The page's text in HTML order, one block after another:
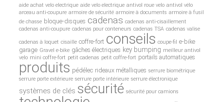
aide achat velo electrique aide velo electrique antivol roue velo antivol vélo
arceau anti-coupure armoire de sécurité armoire à documents armoire à fusil
de chasse bloque-disques cadenas cadenas anti-cisaillement
cadenas anti-coupure cadenas pour conteneurs cadenas TSA cadenas valise
cadenas à loquet cisaille coffre-fort conseils coupe-fil e-bike
garage Gravel e-bike gâches électriques key bumping meilleur antivol
velo mini coffre-fort petit cadenas petit coffre-fort portails automatiques
produits pédélec rideaux métalliques serrure biométrique
serrure porte extérieure serrure porte intérieure serrure électronique
systèmes de clés sécurité sécurité pour camions